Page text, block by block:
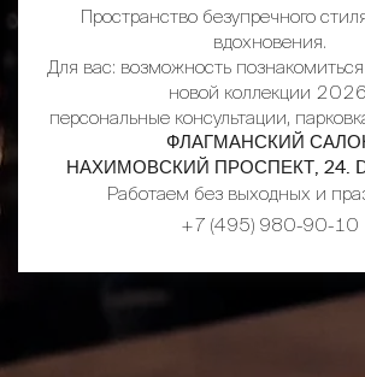
Пространство безупречного
вдохновения.
Для вас: возможность
новой коллекции
персональные консультации,
ФЛАГМАНСКИЙ
НАХИМОВСКИЙ ПРОСПЕКТ, 24.
Работаем без выходных и
+7 (495) 980-90-10